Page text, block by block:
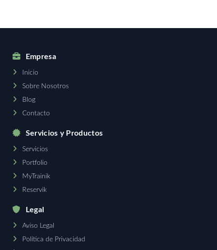
Empresa
Inicio
Sobre Nosotros
Blog
Contacto
Servicios y Productos
Servicios
Portfolio
MyTrainik
Reservik
Legal
Aviso Legal
Política de Privacidad